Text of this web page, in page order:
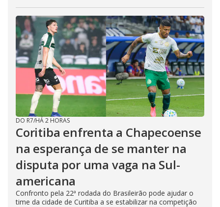
DO R7/HÁ 2 HORAS
Coritiba enfrenta a Chapecoense
na esperança de se manter na
disputa por uma vaga na Sul-
americana
Confronto pela 22ª rodada do Brasileirão pode ajudar o
time da cidade de Curitiba a se estabilizar na competição